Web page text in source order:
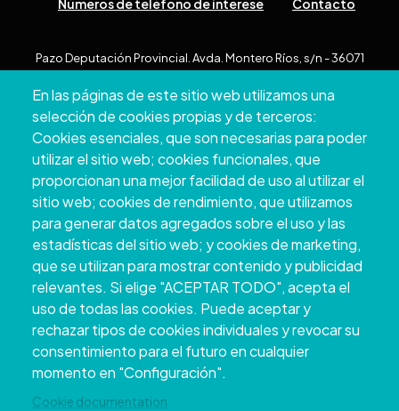
En las páginas de este sitio web utilizamos una
selección de cookies propias y de terceros:
Cookies esenciales, que son necesarias para poder
utilizar el sitio web; cookies funcionales, que
proporcionan una mejor facilidad de uso al utilizar el
sitio web; cookies de rendimiento, que utilizamos
para generar datos agregados sobre el uso y las
estadísticas del sitio web; y cookies de marketing,
que se utilizan para mostrar contenido y publicidad
relevantes. Si elige "ACEPTAR TODO", acepta el
uso de todas las cookies. Puede aceptar y
rechazar tipos de cookies individuales y revocar su
consentimiento para el futuro en cualquier
momento en "Configuración".
Cookie documentation
Números de teléfono de interese
Contacto
Pazo Deputación Provincial. Avda. Montero Ríos, s/n - 36071
+34 986 804 100 | +34 986 804 124
Copyright © 2026. Deputación Provincial de
Pontevedra. Todos os dereitos reservados
Aviso
Accessibility Protección de